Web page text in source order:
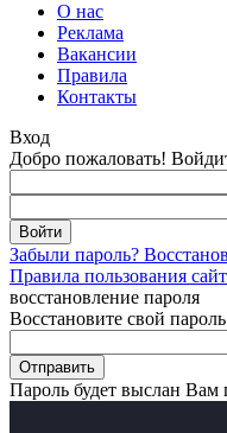
О нас
Реклама
Вакансии
Правила
Контакты
Вход
Добро пожаловать!
Забыли пароль?
Правила пользования
восстановление пароля
Восстановите свой пароль
Пароль будет выслан Вам